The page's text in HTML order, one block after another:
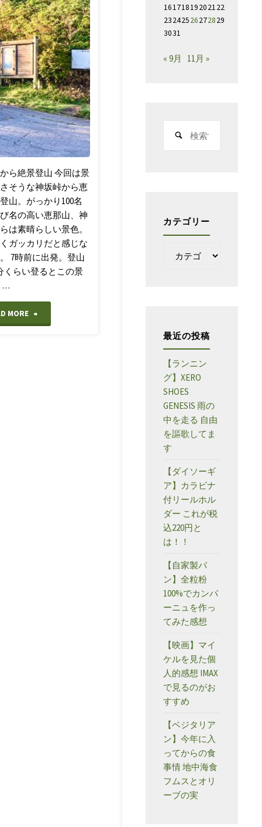
ら絶景登山 今回は景
そうな神坂峠から恵
山。がっかり100名
名の高い恵那山、神
は素晴らしい景色。
ガッカリだと感じな
7時前に出発。登山
くらい登るとこの景
…
MORE "【日
16171819202122
23242526272829
3031
« 9月 11月 »
カテゴリー
最近の投稿
【ランニン
グ】XERO
SHOES
GENESIS 雨の
中を走る 自由
を謳歌してま
す
【ダイソーギ
ア】カラビナ
付リールホル
ダー これが税
込220円と
は！！
【自家製パ
ン】全粒粉
100%でカンパ
ーニュを作っ
てみた感想
【映画】マイ
ケルを見た個
人的感想 IMAX
で見るのがお
すすめ
【ベジタリア
ン】今年に入
ってからの食
事情 地中海食
フムスとオリ
ーブの実